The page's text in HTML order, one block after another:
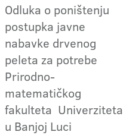
Odluka o poništenju
postupka javne
nabavke drvenog
peleta za potrebe
Prirodno-
matematičkog
fakulteta Univerziteta
u Banjoj Luci